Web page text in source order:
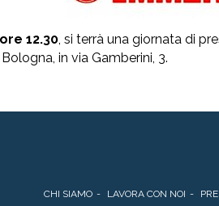
12.30, si terrà una giornata di
Bologna, in via Gamberini, 3.
CHI SIAMO
LAVORA CON NOI